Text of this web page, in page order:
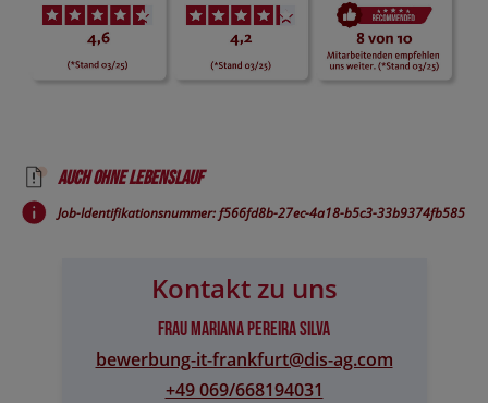
Auch ohne Lebenslauf
Job-Identifikationsnummer: f566fd8b-27ec-4a18-b5c3-33b9374fb585
Kontakt zu uns
Frau Mariana Pereira Silva
bewerbung-it-frankfurt@​dis-ag.com
+49 069/668194031